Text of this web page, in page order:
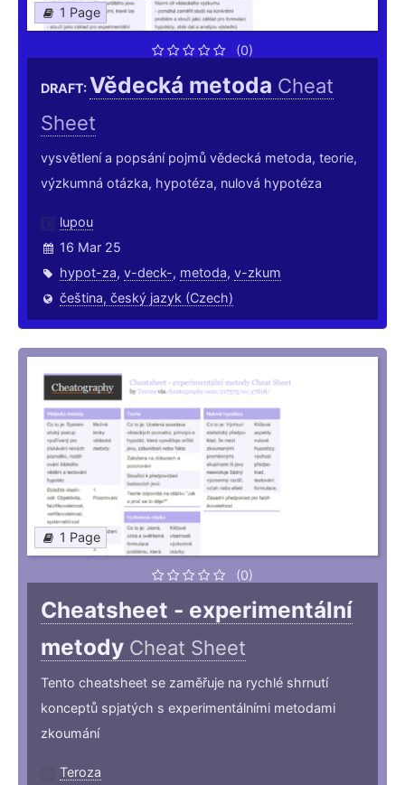
1 Page
(0)
DRAFT:Vědecká metoda Cheat
Sheet
vysvětlení a popsání pojmů vědecká metoda, teorie,
výzkumná otázka, hypotéza, nulová hypotéza
lupou
16 Mar 25
hypot-za, v-deck-, metoda, v-zkum
čeština, český jazyk (Czech)
1 Page
(0)
Cheatsheet - experimentální
metody Cheat Sheet
Tento cheatsheet se zaměřuje na rychlé shrnutí
konceptů spjatých s experimentálními metodami
zkoumání
Teroza